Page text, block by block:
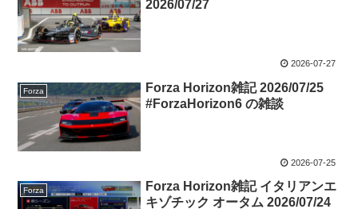
2026/07/27
2026-07-27
Forza
Forza Horizon雑記 2026/07/25
#ForzaHorizon6 の雑談
2026-07-25
Forza
Forza Horizon雑記 イタリアンエ
キゾチック オータム 2026/07/24